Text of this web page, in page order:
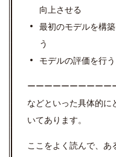
向上させる
最初のモデルを構
う
モデルの評価を行う
ーーーーーーーーーー
などといった具体的に
いてあります。
ここをよく読んで、あ